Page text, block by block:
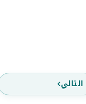
التالي